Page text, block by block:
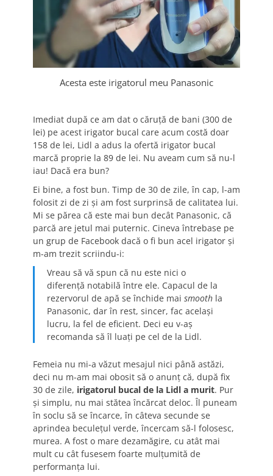
Acesta este irigatorul meu Panasonic
Imediat după ce am dat o căruță de bani (300 de
lei) pe acest irigator bucal care acum costă doar
158 de lei, Lidl a adus la ofertă irigator bucal
marcă proprie la 89 de lei. Nu aveam cum să nu-l
iau! Dacă era bun?
Ei bine, a fost bun. Timp de 30 de zile, în cap, l-am
folosit zi de zi și am fost surprinsă de calitatea lui.
Mi se părea că este mai bun decât Panasonic, că
parcă are jetul mai puternic. Cineva întrebase pe
un grup de Facebook dacă o fi bun acel irigator și
m-am trezit scriindu-i:
Vreau să vă spun că nu este nici o
diferență notabilă între ele. Capacul de la
rezervorul de apă se închide mai smooth la
Panasonic, dar în rest, sincer, fac același
lucru, la fel de eficient. Deci eu v-aș
recomanda să îl luați pe cel de la Lidl.
Femeia nu mi-a văzut mesajul nici până astăzi,
deci nu m-am mai obosit să o anunț că, după fix
30 de zile, irigatorul bucal de la Lidl a murit. Pur
și simplu, nu mai stătea încărcat deloc. Îl puneam
în soclu să se încarce, în câteva secunde se
aprindea beculețul verde, încercam să-l folosesc,
murea. A fost o mare dezamăgire, cu atât mai
mult cu cât fusesem foarte mulțumită de
performanța lui.